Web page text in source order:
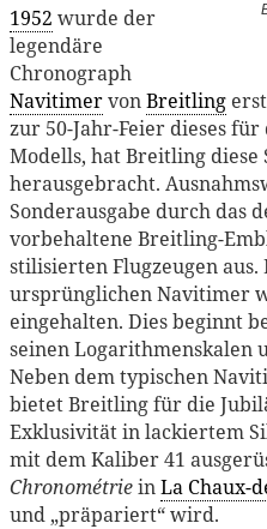
1952 wurde der
legendäre
Chronograph
NavitimervonBreitling
zur 50-Jahr-Feier dieses
Modells, hat Breitling diese
herausgebracht.
Sonderausgabe durch das
vorbehaltene Breitling-
stilisierten Flugzeugen
ursprünglichen Navitimer
eingehalten. Dies beginnt
seinen Logarithmenskalen
Neben dem typischen
bietet Breitling für die
Exklusivität in lackiertem
mit dem Kaliber 41
ChronométrieinLa Chaux-
und „präpariert“ wird.